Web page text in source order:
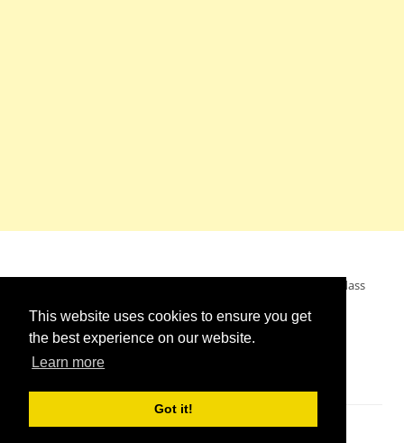
This website uses cookies to ensure you get
the best experience on our website.
Learn more
Got it!
Mein Wunsch: dass alle Menschen ohne Krieg leben dürfen, dass
alle Menschen den Krieg verurteilen und sich von den
Kriegstreibern abwenden. Das wünsche ich mir.